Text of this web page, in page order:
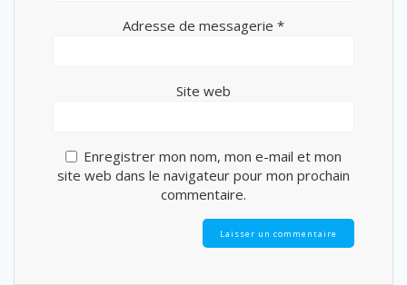
Adresse de messagerie *
Site web
Enregistrer mon nom, mon e-mail et mon
site web dans le navigateur pour mon prochain
commentaire.